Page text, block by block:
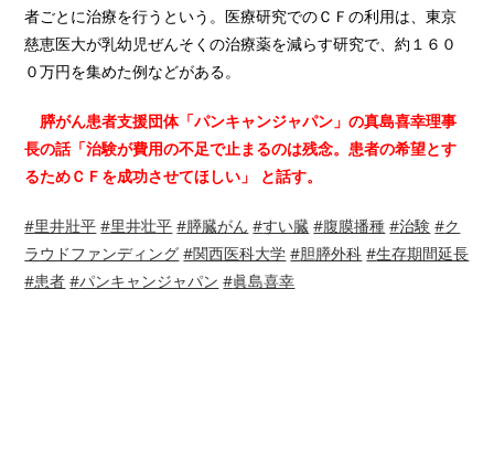
者ごとに治療を行うという。医療研究でのＣＦの利用は、東京
慈恵医大が乳幼児ぜんそくの治療薬を減らす研究で、約１６０
０万円を集めた例などがある。
膵がん患者支援団体「パンキャンジャパン」の真島喜幸理事
長の話「治験が費用の不足で止まるのは残念。患者の希望とす
るためＣＦを成功させてほしい」 と話す。
#里井壯平 #里井壮平 #膵臓がん #すい臓 #腹膜播種 #治験 #ク
ラウドファンディング #関西医科大学 #胆膵外科 #生存期間延長
#患者 #パンキャンジャパン #眞島喜幸